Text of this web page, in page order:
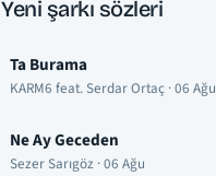
Yeni şarkı sözleri
Ta Burama
KARM6 feat. Serdar Ortaç · 06 Ağu
Ne Ay Geceden
Sezer Sarıgöz · 06 Ağu